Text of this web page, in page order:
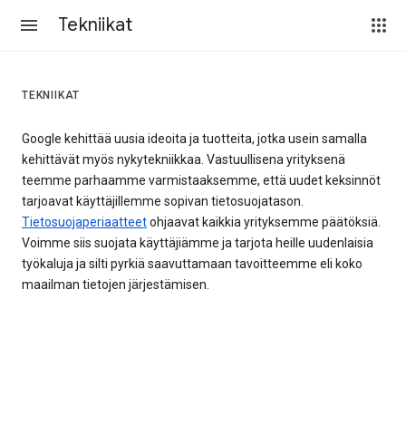
Tekniikat
TEKNIIKAT
Google kehittää uusia ideoita ja tuotteita, jotka usein samalla
kehittävät myös nykytekniikkaa. Vastuullisena yrityksenä
teemme parhaamme varmistaaksemme, että uudet keksinnöt
tarjoavat käyttäjillemme sopivan tietosuojatason.
Tietosuojaperiaatteetohjaavat kaikkia yrityksemme päätöksiä.
Voimme siis suojata käyttäjiämme ja tarjota heille uudenlaisia
työkaluja ja silti pyrkiä saavuttamaan tavoitteemme eli koko
maailman tietojen järjestämisen.